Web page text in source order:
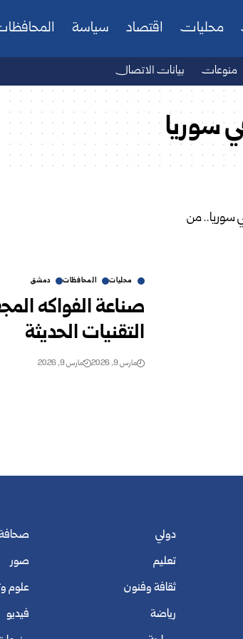
محليات اقتصاد سياسة
منوعات بيانات الاتصال
سوريا
محليات المحافظات دمشق
صناعة الفواكه
التقنيات الحديثة
مارس 9, 2026 مارس 9, 2026
دولي
تعليم
ثقافة وفنون
رياضة
صور
علوم
فيديو